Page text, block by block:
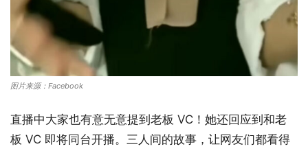
图片来源：Facebook
直播中大家也有意无意提到老板 VC！她还回应到和老
板 VC 即将同台开播。三人间的故事，让网友们都看得